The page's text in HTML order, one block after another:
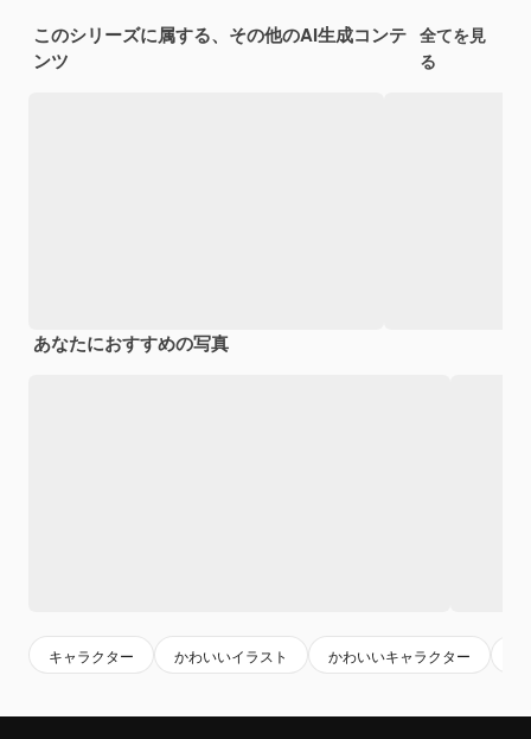
このシリーズに属する、その他のAI生成コンテ
ンツ
全てを見
る
あなたにおすすめの写真
キャラクター かわいいイラスト かわいいキャラクター